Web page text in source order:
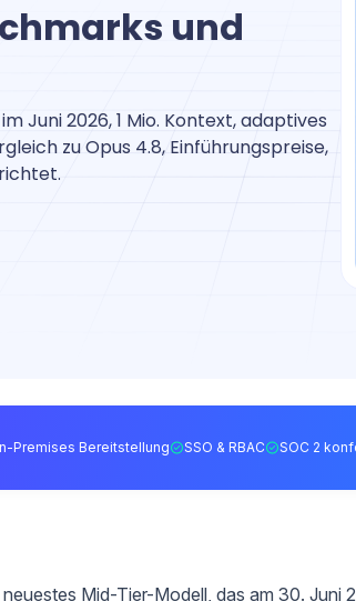
und
Juni 2026, 1 Mio. Kontext, adaptives
zu Opus 4.8, Einführungspreise,
Premises Bereitstellung SSO & RBAC SOC 2
Mid-Tier-Modell, das am 30. Juni